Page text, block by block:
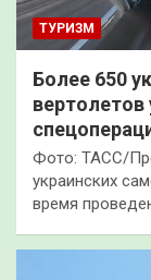
ТУРИЗМ
Более 650
Фото: ТАСC/
украинских
время